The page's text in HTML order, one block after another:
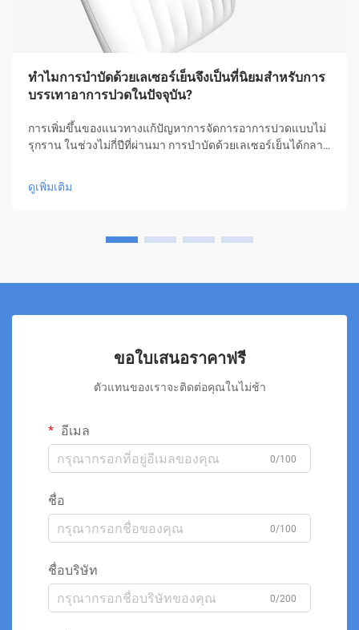
ทำไมการบำบัดด้วยเลเซอร์เย็นจึงเป็นที่นิยมสำหรับการ
บรรเทาอาการปวดในปัจจุบัน?
การเพิ่มขึ้นของแนวทางแก้ปัญหาการจัดการอาการปวดแบบไม่
รุกราน ในช่วงไม่กี่ปีที่ผ่านมา การบำบัดด้วยเลเซอร์เย็นได้กลาย
หวังให้กับผู้คนหลายล้านคนที่ต้องการความช่วยเหลือโดยไม่ต้อง
ใช้ยาหรือการผ่าตัด รูปแบบการรักษาเชิงนวัตกรรมนี้...
ดูเพิ่มเติม
ขอใบเสนอราคาฟรี
ตัวแทนของเราจะติดต่อคุณในไม่ช้า
อีเมล
0/100
ชื่อ
0/100
ชื่อบริษัท
0/200